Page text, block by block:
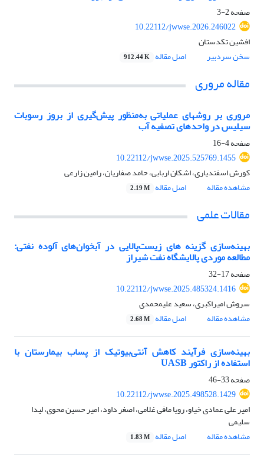
صفحه2-3
10.22112/jwwse.2026.246022
افشین تکدستان
سخن سردبیر
اصل مقاله 912.44 K
مقاله مروری
مروری بر روش‎های عملیاتی به منظور پیشگیری از بروز رسوبات
سیلیس در واحدهای تصفیه آب
صفحه4-16
10.22112/jwwse.2025.525769.1455
کورش اسفندیاری، اشکان اربابی، حامد صفاریان، رامین زارعی
مشاهده مقاله
اصل مقاله 2.19 M
مقالات علمی
بهینه‌سازی گزینه های زیست‌‌پالایی در آبخوان‌های آلوده نفتی:
مطالعه موردی پالایشگاه نفت شیراز
صفحه17-32
10.22112/jwwse.2025.485324.1416
سروش امیراکبری، سعید علیمحمدی
مشاهده مقاله
اصل مقاله 2.68 M
بهینهسازی فرآیند کاهش آنتیبیوتیک­ از پساب بیمارستان با
استفاده از راکتورUASB
صفحه33-46
10.22112/jwwse.2025.498528.1429
امیر علی عمادی خیاو، رویا مافی غلامی، اصغر داود، امیر حسین محوی، لیدا
سلیمی
مشاهده مقاله
اصل مقاله 1.83 M